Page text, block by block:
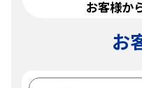
お客様か
お